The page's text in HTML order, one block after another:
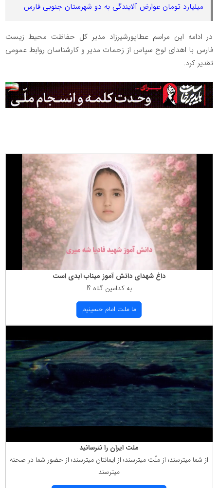
میلیارد تومان عوارض آلایندگی به دو شهرستان جنوبی فارس
در ادامه این مراسم عطاپورشیرزاد مدیر کل حفاظت محیط زیست
فارس با اهدای لوح سپاس از زحمات مدیر و کارشناسان روابط عمومی
تقدیر کرد.
داغ شهدای دانش آموز میناب ابدی است
به كدامین گناه ؟!
ما ملت امام حسینیم
ملت ایران را نترسانید
از شما میترسند؛ از ملّت میترسند؛ از ایمانتان میترسند؛ از حضور شما در صحنه
میترسند